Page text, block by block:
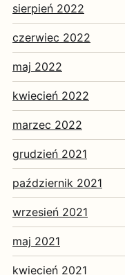
sierpień 2022
czerwiec 2022
maj 2022
kwiecień 2022
marzec 2022
grudzień 2021
październik 2021
wrzesień 2021
maj 2021
kwiecień 2021